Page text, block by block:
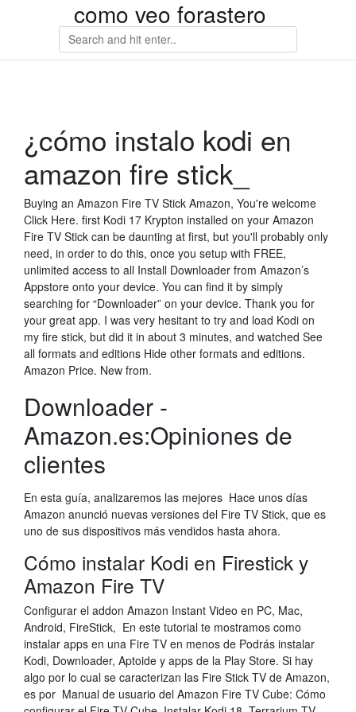
como veo forastero
¿cómo instalo kodi en
amazon fire stick_
Buying an Amazon Fire TV Stick Amazon, You're welcome
Click Here. first Kodi 17 Krypton installed on your Amazon
Fire TV Stick can be daunting at first, but you'll probably only
need, in order to do this, once you setup with FREE,
unlimited access to all Install Downloader from Amazon’s
Appstore onto your device. You can find it by simply
searching for “Downloader” on your device. Thank you for
your great app. I was very hesitant to try and load Kodi on
my fire stick, but did it in about 3 minutes, and watched See
all formats and editions Hide other formats and editions.
Amazon Price. New from.
Downloader -
Amazon.es:Opiniones de
clientes
En esta guía, analizaremos las mejores Hace unos días
Amazon anunció nuevas versiones del Fire TV Stick, que es
uno de sus dispositivos más vendidos hasta ahora.
Cómo instalar Kodi en Firestick y
Amazon Fire TV
Configurar el addon Amazon Instant Video en PC, Mac,
Android, FireStick, En este tutorial te mostramos como
instalar apps en una Fire TV en menos de Podrás instalar
Kodi, Downloader, Aptoide y apps de la Play Store. Si hay
algo por lo cual se caracterizan las Fire Stick TV de Amazon,
es por Manual de usuario del Amazon Fire TV Cube: Cómo